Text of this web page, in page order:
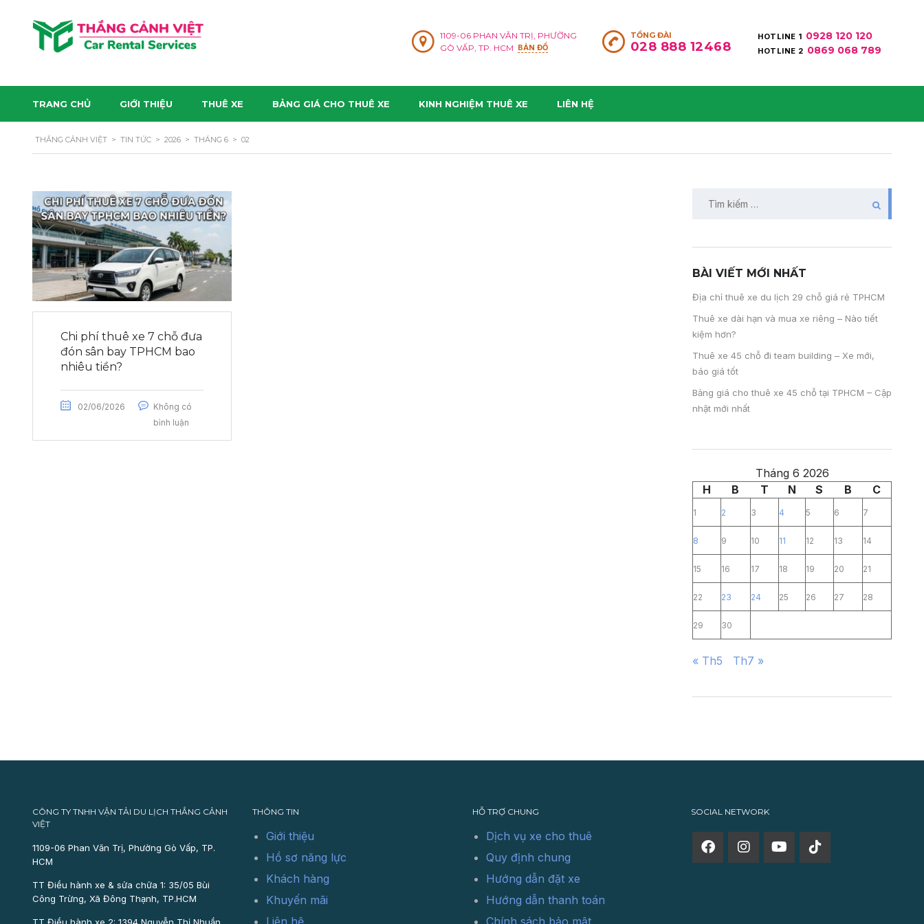
HOTLINE 1 0928 120 120
HOTLINE 2 0869 068 789
TỔNG ĐÀI
028 888 12468
1109-06 PHAN VĂN TRỊ, PHƯỜNG
GÒ VẤP, TP. HCM BẢN ĐỒ
TRANG CHỦ GIỚI THIỆU THUÊ XE BẢNG GIÁ CHO THUÊ XE KINH NGHIỆM THUÊ XE LIÊN HỆ
THẮNG CẢNH VIỆT > TIN TỨC > 2026 > THÁNG 6 > 02
Chi phí thuê xe 7 chỗ đưa
đón sân bay TPHCM bao
nhiêu tiền?
02/06/2026
Không có
bình luận
BÀI VIẾT MỚI NHẤT
Địa chỉ thuê xe du lịch 29 chỗ giá rẻ TPHCM
Thuê xe dài hạn và mua xe riêng – Nào tiết
kiệm hơn?
Thuê xe 45 chỗ đi team building – Xe mới,
báo giá tốt
Bảng giá cho thuê xe 45 chỗ tại TPHCM – Cập
nhật mới nhất
Tháng 6 2026
H
B T N S B C
1 2 3 4 5 6 7
8 9 10 11 12 13 14
15 16 17 18 19 20 21
22 23 24 25 26 27 28
29 30
« Th5 Th7 »
CÔNG TY TNHH VẬN TẢI DU LỊCH THẮNG CẢNH
VIỆT
1109-06 Phan Văn Trị, Phường Gò Vấp, TP.
HCM
TT Điều hành xe & sửa chữa 1: 35/05 Bùi
Công Trừng, Xã Đông Thạnh, TP.HCM
THÔNG TIN
Giới thiệu
Hồ sơ năng lực
Khách hàng
Khuyến mãi
Liên hệ
HỖ TRỢ CHUNG
Dịch vụ xe cho thuê
Quy định chung
Hướng dẫn đặt xe
Hướng dẫn thanh toán
Chính sách bảo mật
SOCIAL NETWORK